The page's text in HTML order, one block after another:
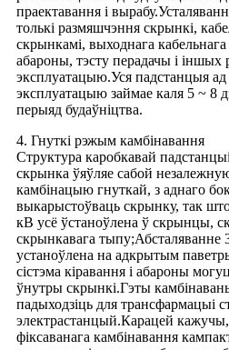
праектавання і
толькі размяшчэння скрынкі,
скрынкамі, выходнага кабельнага
абароны, тэсту перадачы і іншых
эксплуатацыю.Уся падстанцыя
эксплуатацыю займае каля 5 ~ 8
перыяд будаўніцтва.
4. Гнуткі рэжым камбінавання
Структура каробкавай
скрынка ўяўляе сабой
камбінацыю гнуткай, з аднаго
выкарыстоўваць скрынку, так
кВ усё ўстаноўлена ў скрынцы,
скрынкавага
устаноўлена на адкрытым
сістэма кіравання і абароны
ўнутры скрынкі.Гэты
падыходзіць для трансфармацыі
электрастанцый.Карацей
фіксаванага камбінавання